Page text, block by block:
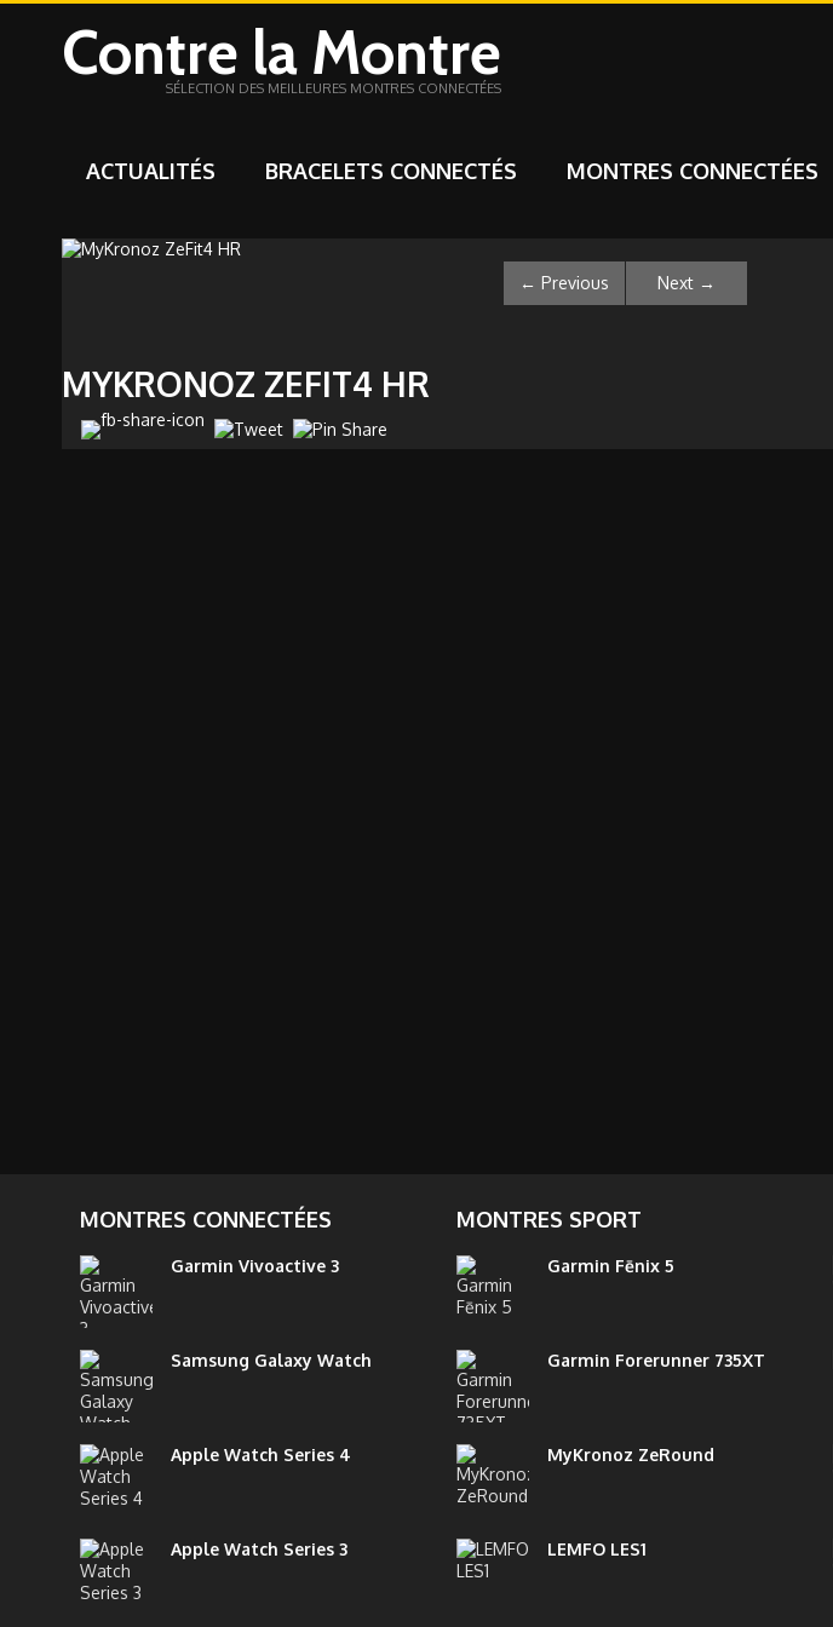
Contre la Montre
SÉLECTION DES MEILLEURES MONTRES CONNECTÉES
ACTUALITÉS BRACELETS CONNECTÉS MONTRES CONNECTÉES
← Previous Next →
MYKRONOZ ZEFIT4 HR
MONTRES CONNECTÉES
Garmin Vivoactive 3
Samsung Galaxy Watch
Apple Watch Series 4
Apple Watch Series 3
MONTRES SPORT
Garmin Fēnix 5
Garmin Forerunner 735XT
MyKronoz ZeRound
LEMFO LES1